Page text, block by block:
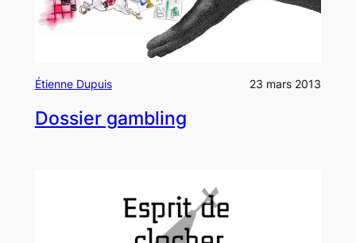
Étienne Dupuis 23 mars 2013
Dossier gambling